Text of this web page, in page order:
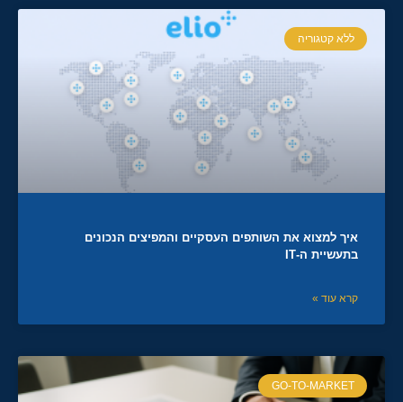
ללא קטגוריה
איך למצוא את השותפים העסקיים והמפיצים הנכונים
בתעשיית ה-IT
קרא עוד »
GO-TO-MARKET